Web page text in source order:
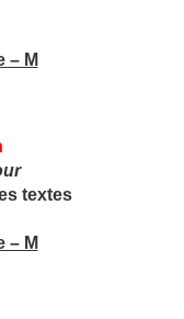
– M
textes
– M